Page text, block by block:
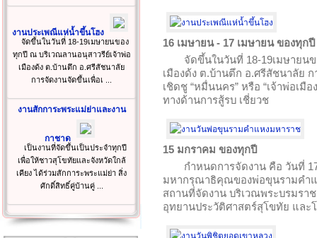
งานประเพณีแห่น้ำขึ้นโฮง
จัดขึ้นในวันที่ 18-19เมษายนของ
ทุกปี ณ บริเวณลานอนุสาวรีย์เจ้าพ่อ
เมืองด้ง ต.บ้านตึก อ.ศรีสัชนาลัย
การจัดงานจัดขึ้นเพื่อเ ...
งานสักการะพระแม่ย่าและงาน
กาชาด
เป็นงานที่จัดขึ้นเป็นประจำทุกปี
เพื่อให้ชาวสุโขทัยและจังหวัดใกล้
เคียง ได้ร่วมสักการะพระแม่ย่า สิ่ง
ศักดิ์สิทธิ์คู่บ้านคู่ ...
16 เมษายน - 17 เมษายน ของทุกปี
จัดขึ้นในวันที่ 18-19เมษายน
เมืองด้ง ต.บ้านตึก อ.ศรีสัชนาลัย
เชิดชู “หมื่นนคร” หรือ “เจ้าพ่อเมือ
ทางด้านการสู้รบ เชี่ยวช
15 มกราคม ของทุกปี
กำหนดการจัดงาน คือ วันที่
มหากรุณาธิคุณของพ่อขุนรามคำ
สถานที่จัดงาน บริเวณพระบรมร
อุทยานประวัติศาสตร์สุโขทัย และ